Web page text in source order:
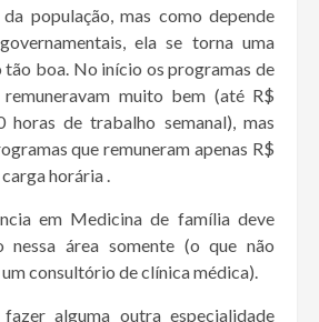
população, mas como depende
ela se torna uma
tão boa. No início os programas de
muito bem (até R$
horas de trabalho semanal), mas
que remuneram apenas R$
horária .
em Medicina de família deve
nessa área somente (o que não
consultório de clínica médica).
alguma outra especialidade